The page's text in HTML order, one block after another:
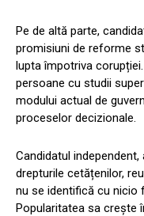
Pe de altă parte,
promisiuni de reforme
lupta împotriva
persoane cu studii
modului actual de
proceselor decizionale.
Candidatul
drepturile cetățenilor,
nu se identifică cu nicio
Popularitatea sa crește